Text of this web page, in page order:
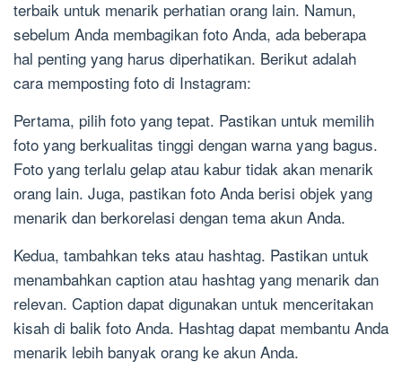
terbaik untuk menarik perhatian orang lain. Namun,
sebelum Anda membagikan foto Anda, ada beberapa
hal penting yang harus diperhatikan. Berikut adalah
cara memposting foto di Instagram:
Pertama, pilih foto yang tepat. Pastikan untuk memilih
foto yang berkualitas tinggi dengan warna yang bagus.
Foto yang terlalu gelap atau kabur tidak akan menarik
orang lain. Juga, pastikan foto Anda berisi objek yang
menarik dan berkorelasi dengan tema akun Anda.
Kedua, tambahkan teks atau hashtag. Pastikan untuk
menambahkan caption atau hashtag yang menarik dan
relevan. Caption dapat digunakan untuk menceritakan
kisah di balik foto Anda. Hashtag dapat membantu Anda
menarik lebih banyak orang ke akun Anda.